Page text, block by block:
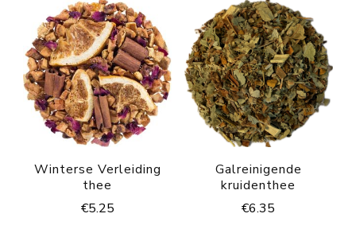
Winterse Verleiding
thee
€5.25
Galreinigende
kruidenthee
€6.35